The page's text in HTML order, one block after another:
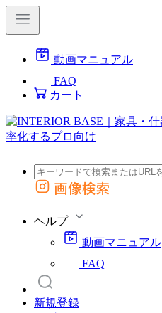
動画マニュアル
FAQ
カート
外部サイトの商品をカートに追加
画像検索
ヘルプ
動画マニュアル
FAQ
新規登録